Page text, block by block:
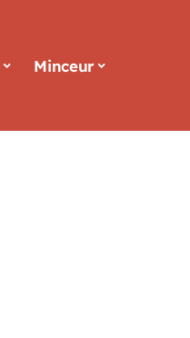
Minceur